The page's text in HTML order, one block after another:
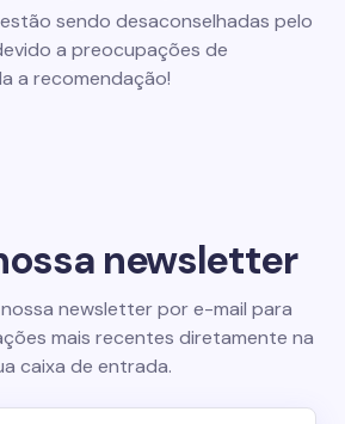
sendo desaconselhadas pelo
a preocupações de
a recomendação!
newsletter
newsletter por e-mail para
mais recentes diretamente na
caixa de entrada.